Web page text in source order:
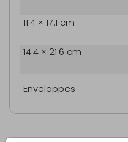
11.4 × 17.1 cm
14.4 × 21.6 cm
Enveloppes